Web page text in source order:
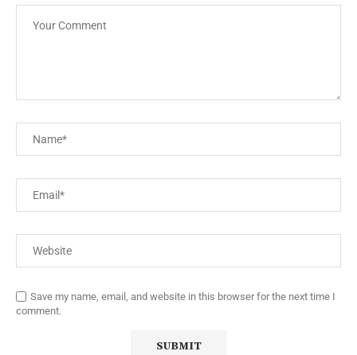
Save my name, email, and website in this browser for the next time I
comment.